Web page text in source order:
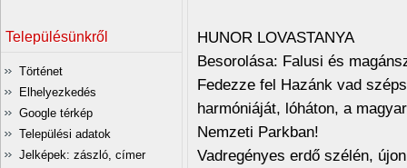
Településünkről
Történet
Elhelyezkedés
Google térkép
Települési adatok
Jelképek: zászló, címer
HUNOR LOVASTANYA
Besorolása: Falusi és
Fedezze fel Hazánk vad
harmóniáját, lóháton, a
Nemzeti Parkban!
Vadregényes erdő szélén,